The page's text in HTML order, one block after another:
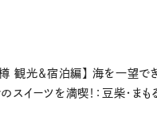
樽 観光＆宿泊編】 海を一望で
スイーツを満喫！：豆柴・まも